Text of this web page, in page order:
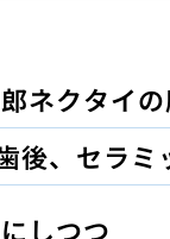
ネクタイ
後、セラミ
しつつ